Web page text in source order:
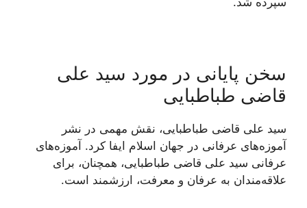
سخن پایانی در مورد سید علی
قاضی طباطبایی
سید علی قاضی طباطبایی، نقش مهمی در نشر
آموزه‌های عرفانی در جهان اسلام ایفا کرد. آموزه‌های
عرفانی سید علی قاضی طباطبایی، همچنان، برای
علاقه‌مندان به عرفان و معرفت، ارزشمند است.